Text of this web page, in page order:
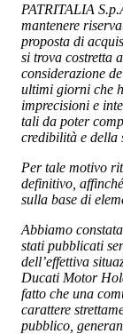
PATRITALIA
mantenere
proposta di
si trova costretta
considerazione
ultimi giorni che
imprecisioni e
tali da poter
credibilità e della
Per tale motivo
definitivo,
sulla base di
Abbiamo
stati pubblicati
dell’effettiva
Ducati Motor
fatto che una
carattere
pubblico,